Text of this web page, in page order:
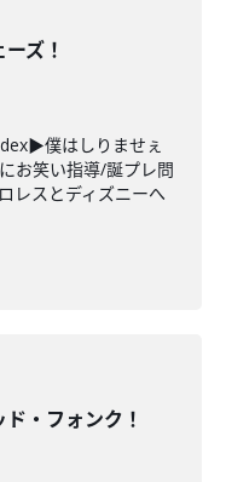
ズ！
僕はしりませぇ
お笑い指導/誕プレ問
レスとディズニーへ
・フォンク！